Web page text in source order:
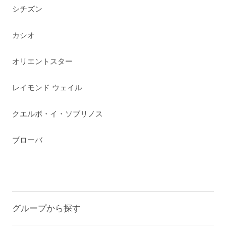
シチズン
カシオ
オリエントスター
レイモンド ウェイル
クエルボ・イ・ソブリノス
ブローバ
グループから探す